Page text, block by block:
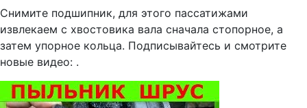
Снимите подшипник, для этого пассатижами
извлекаем с хвостовика вала сначала стопорное, а
затем упорное кольца. Подписывайтесь и смотрите
новые видео: .